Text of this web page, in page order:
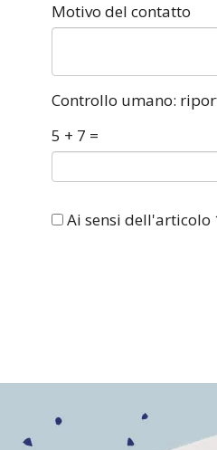
Motivo del contatto
Controllo umano:
5 + 7 =
Ai sensi dell'articolo